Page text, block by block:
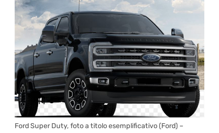
Ford Super Duty, foto a titolo esemplificativo (Ford) –